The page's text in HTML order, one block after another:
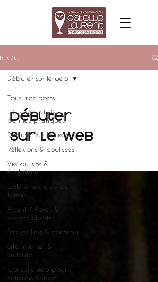
BLOG
Tous mes posts
Wix : conseils &
bonnes pratiques
Débuter sur le web
Réflexions & coulisses
Vie du site &
évolutions
Web & secteurs du
terroir
Avant / Après &
projets clients
Storytelling & contenu
Site internet &
visibilité
Conseils web pour
artisans & indé
Débuter sur le web
Débuter
sur le web